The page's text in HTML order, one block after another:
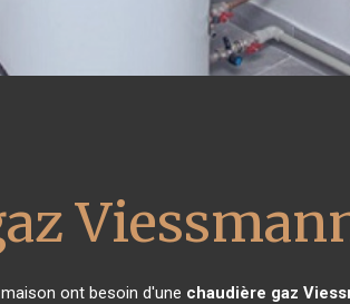
ont besoin d'une chaudière gaz